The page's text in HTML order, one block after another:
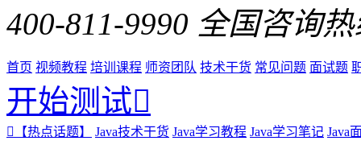
400-811-9990 全国咨询
首页 视频教程 培训课程 师资团队 技术干货 常见问题 面试题
开始测试
【热点话题】 Java技术干货 Java学习教程 Java学习笔记 Java